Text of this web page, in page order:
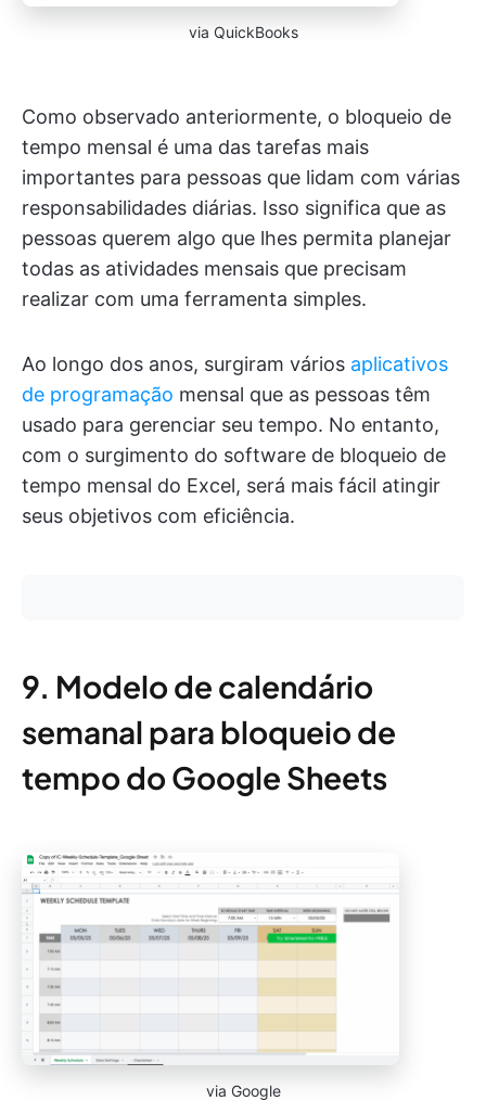
via QuickBooks
Como observado anteriormente, o bloqueio de
tempo mensal é uma das tarefas mais
importantes para pessoas que lidam com várias
responsabilidades diárias. Isso significa que as
pessoas querem algo que lhes permita planejar
todas as atividades mensais que precisam
realizar com uma ferramenta simples.
Ao longo dos anos, surgiram vários aplicativos
de programação mensal que as pessoas têm
usado para gerenciar seu tempo. No entanto,
com o surgimento do software de bloqueio de
tempo mensal do Excel, será mais fácil atingir
seus objetivos com eficiência.
9. Modelo de calendário
semanal para bloqueio de
tempo do Google Sheets
via Google